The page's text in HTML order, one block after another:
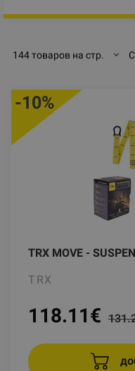
144 товаров на стр.
TRX MOVE -
TRX
-10%
118.11€